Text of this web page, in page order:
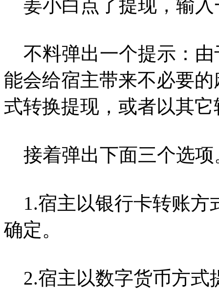
姜小白点了提现，输入
不料弹出一个提示：由
能会给宿主带来不必要
式转换提现，或者以其
接着弹出下面三个选项
1.宿主以银行卡转账方
确定。
2.宿主以数字货币方式